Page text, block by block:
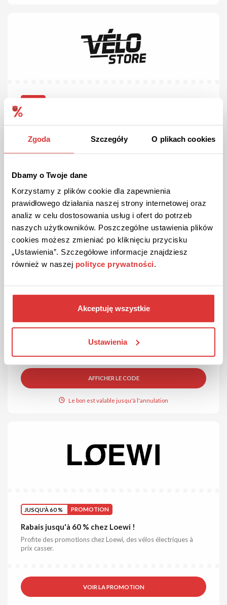
Zgoda Szczegóły O plikach cookies
Dbamy o Twoje dane
Korzystamy z plików cookie dla zapewnienia
prawidłowego działania naszej strony internetowej oraz
analiz w celu dostosowania usług i ofert do potrzeb
naszych użytkowników. Poszczególne ustawienia plików
cookies możesz zmieniać po kliknięciu przycisku
„Ustawienia”. Szczegółowe informacje znajdziesz
również w naszej polityce prywatności.
Akceptuję wszystkie
Ustawienia
Les meilleures ventes chez Vélo-Store !
Le bon est valable jusqu'à l'annulation
Inscris-toi au newsletter pour bénéficier d'une remise de 100
AFFICHER LE CODE
Le bon est valable jusqu'à l'annulation
JUSQU'À 60 % PROMOTION
Rabais jusqu'à 60 % chez Loewi !
Profite des promotions chez Loewi, des vélos électriques à
prix casser.
VOIR LA PROMOTION